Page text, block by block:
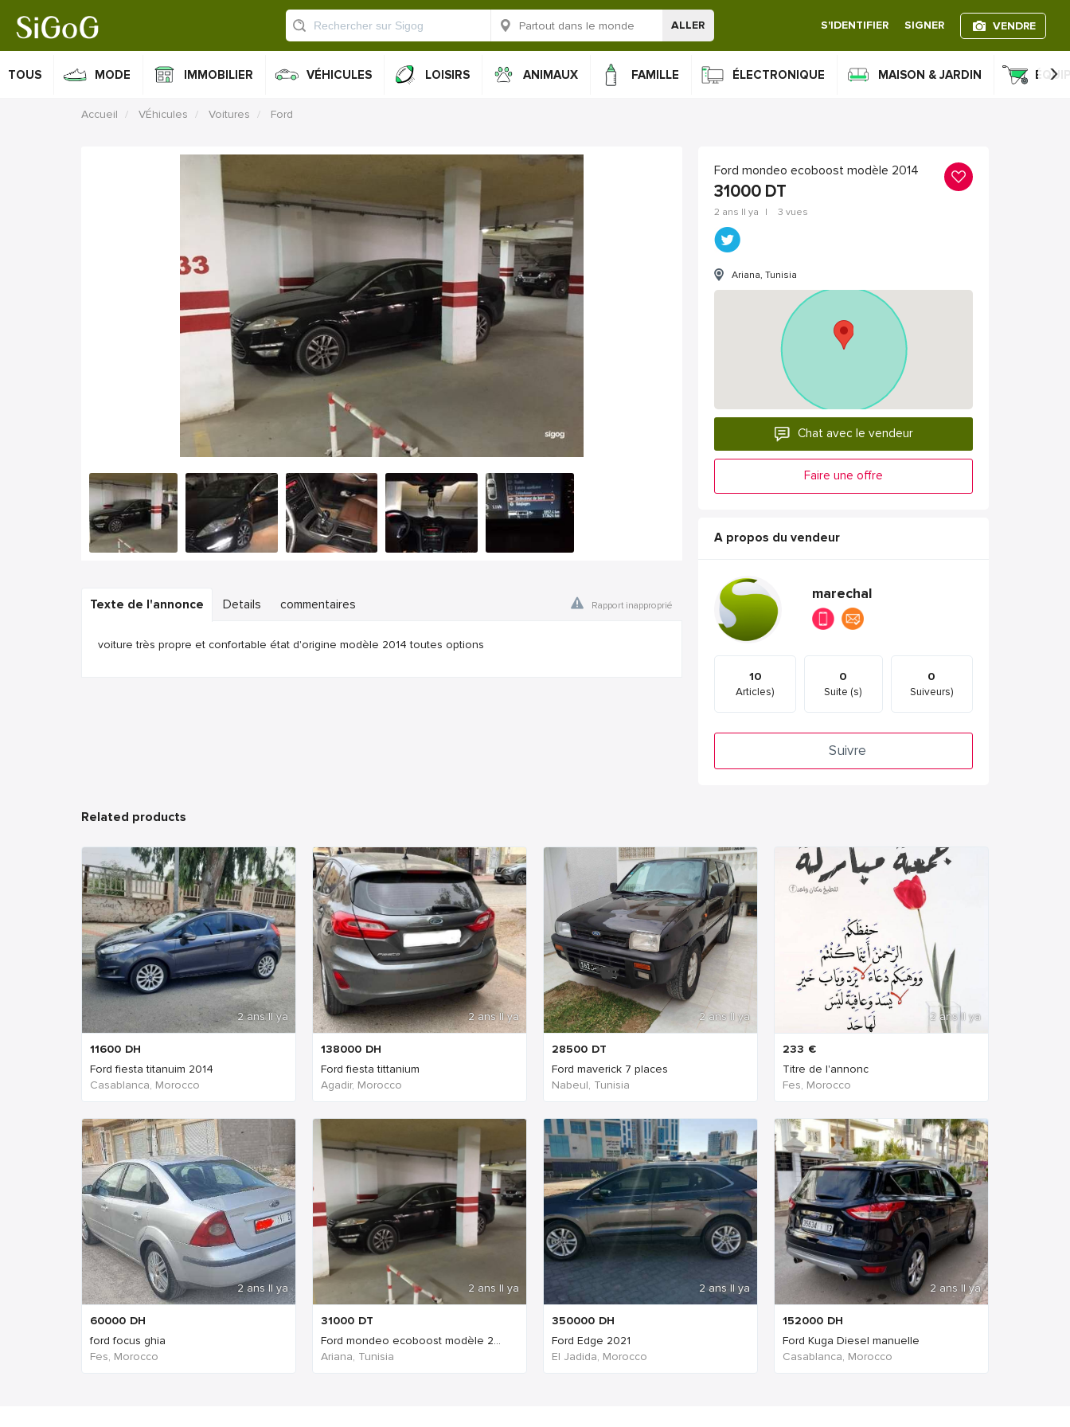
ALLER S'IDENTIFIER SIGNER VENDRE
TOUS MODE IMMOBILIER VÉHICULES LOISIRS ANIMAUX FAMILLE ÉLECTRONIQUE MAISON & JARDIN ›
Accueil VÉhicules Voitures Ford
Texte de l'annonce Details commentaires Rapport inapproprié
voiture très propre et confortable état d'origine modèle 2014 toutes options
Ford mondeo ecoboost modèle 2014
31000 DT
2 ans Il ya | 3 vues
Ariana, Tunisia
Chat avec le vendeur
Faire une offre
A propos du vendeur
marechal
10
Articles)
0
Suite (s)
0
Suiveurs)
Suivre
Related products
2 ans Il ya
11600 DH
Ford fiesta titanuim 2014
Casablanca, Morocco
2 ans Il ya
138000 DH
Ford fiesta tittanium
Agadir, Morocco
2 ans Il ya
28500 DT
Ford maverick 7 places
Nabeul‎, Tunisia
2 ans Il ya
233 €
Titre de l'annonc
Fes, Morocco
2 ans Il ya
60000 DH
ford focus ghia
Fes, Morocco
2 ans Il ya
31000 DT
Ford mondeo ecoboost modèle 2...
Ariana, Tunisia
2 ans Il ya
350000 DH
Ford Edge 2021
El Jadida, Morocco
2 ans Il ya
152000 DH
Ford Kuga Diesel manuelle
Casablanca, Morocco